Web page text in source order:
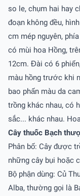
so le, chụm hai hay
đoạn không đều,
cm mép nguyên,
có mùi hoa Hồng,
12cm. Đài có 6
màu hồng trước khi
bao phấn màu da
trồng khác nhau, có
sắc... khác nhau.
Cây thuốc Bạch
Phân bố: Cây được
những cây bụi hoặc
Bộ phận dùng: Củ
Alba, thường gọi là